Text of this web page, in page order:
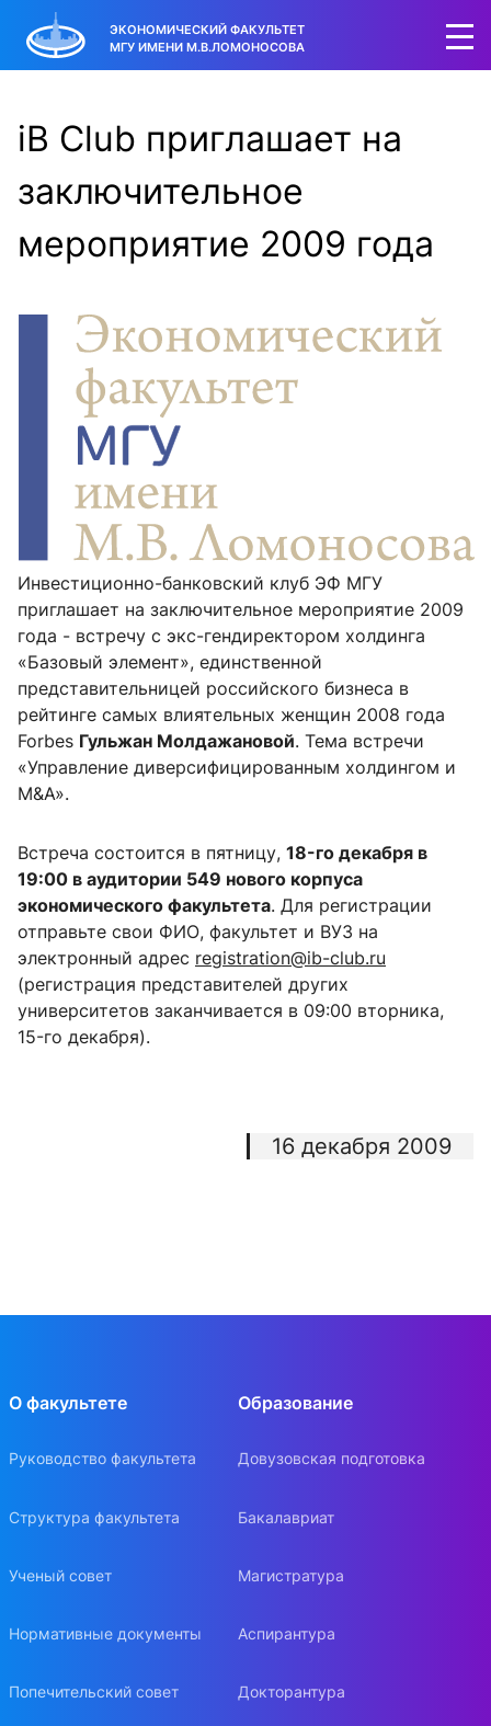
ЭКОНОМИЧЕСКИЙ ФАКУЛЬТЕТ
МГУ ИМЕНИ М.В.ЛОМОНОСОВА
iB Club приглашает на
заключительное
мероприятие 2009 года
Инвестиционно-банковский клуб ЭФ МГУ
приглашает на заключительное мероприятие 2009
года - встречу с экс-гендиректором холдинга
«Базовый элемент», единственной
представительницей российского бизнеса в
рейтинге самых влиятельных женщин 2008 года
Forbes Гульжан Молдажановой. Тема встречи
«Управление диверсифицированным холдингом и
M&A».
Встреча состоится в пятницу, 18-го декабря в
19:00 в аудитории 549 нового корпуса
экономического факультета. Для регистрации
отправьте свои ФИО, факультет и ВУЗ на
электронный адрес registration@ib-club.ru
(регистрация представителей других
университетов заканчивается в 09:00 вторника,
15-го декабря).
16 декабря 2009
О факультете
Руководство факультета
Структура факультета
Ученый совет
Нормативные документы
Попечительский совет
Образование
Довузовская подготовка
Бакалавриат
Магистратура
Аспирантура
Докторантура